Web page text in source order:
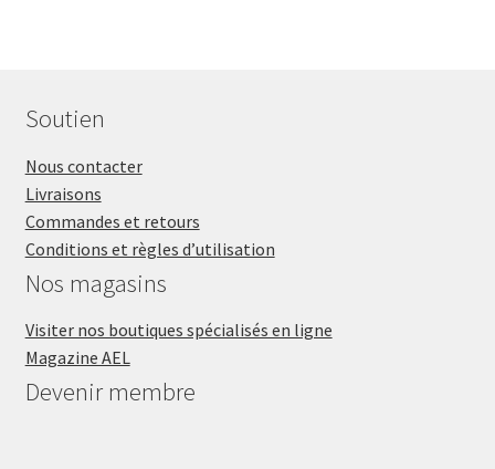
Soutien
Nous contacter
Livraisons
Commandes et retours
Conditions et règles d’utilisation
Nos magasins
Visiter nos boutiques spécialisés en ligne
Magazine AEL
Devenir membre